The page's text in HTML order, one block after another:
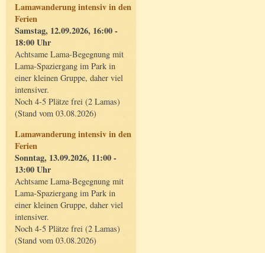
Lamawanderung intensiv in den
Ferien
Samstag, 12.09.2026, 16:00 -
18:00 Uhr
Achtsame Lama-Begegnung mit
Lama-Spaziergang im Park in
einer kleinen Gruppe, daher viel
intensiver.
Noch 4-5 Plätze frei (2 Lamas)
(Stand vom 03.08.2026)
Lamawanderung intensiv in den
Ferien
Sonntag, 13.09.2026, 11:00 -
13:00 Uhr
Achtsame Lama-Begegnung mit
Lama-Spaziergang im Park in
einer kleinen Gruppe, daher viel
intensiver.
Noch 4-5 Plätze frei (2 Lamas)
(Stand vom 03.08.2026)